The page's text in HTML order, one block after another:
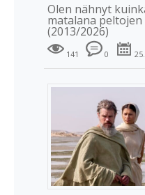
Olen nähnyt
matalana peltojen
(2013/2026)
141 0